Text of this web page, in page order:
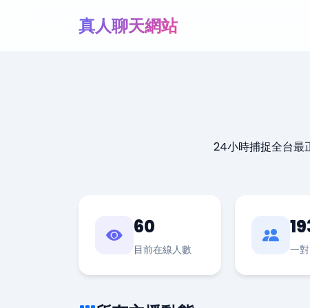
真人聊天網站
24小時捕捉全台最
60
目前在線人數 一